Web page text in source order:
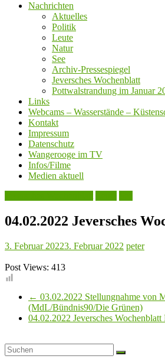
Nachrichten
Aktuelles
Politik
Leute
Natur
See
Archiv-Pressespiegel
Jeversches Wochenblatt
Pottwalstrandung im Januar
Links
Webcams – Wasserstände –
Kontakt
Impressum
Datenschutz
Wangerooge im TV
Infos/Filme
Medien aktuell
04.02.2022 Jeversches
3. Februar 20223. Februar 2022 peter
Post Views: 413
← 03.02.2022 Stellungnahme von
(MdL/Bündnis90/Die Grünen)
04.02.2022 Jeversches Wochenblatt